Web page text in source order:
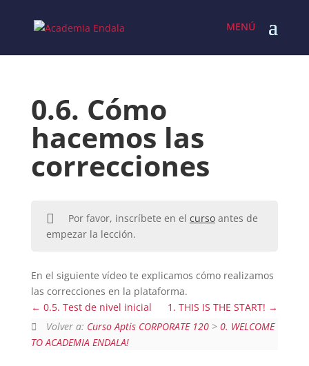
content
0.6. Cómo
hacemos las
correcciones
Por favor, inscríbete en el cursoantes de
empezar la lección.
En el siguiente vídeo te explicamos cómo realizamos
las correcciones en la plataforma.
0.5. Test de nivel inicial
1. THIS IS THE START!
Volver a: Curso Aptis CORPORATE 120 >0. WELCOME
TO ACADEMIA ENDALA!